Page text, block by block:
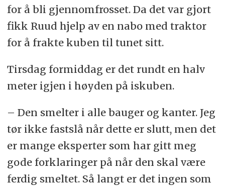
for å bli gjennomfrosset. Da det var gjort
fikk Ruud hjelp av en nabo med traktor
for å frakte kuben til tunet sitt.
Tirsdag formiddag er det rundt en halv
meter igjen i høyden på iskuben.
– Den smelter i alle bauger og kanter. Jeg
tør ikke fastslå når dette er slutt, men det
er mange eksperter som har gitt meg
gode forklaringer på når den skal være
ferdig smeltet. Så langt er det ingen som